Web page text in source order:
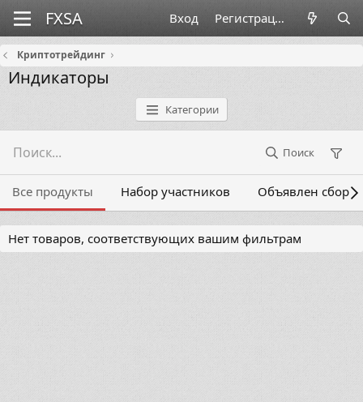
Вход Регистрация
Криптотрейдинг
Индикаторы
Категории
Поиск
Все продукты Набор участников Объявлен сбор
Нет товаров, соответствующих вашим фильтрам